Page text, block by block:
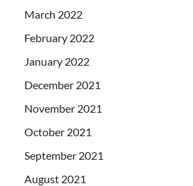
March 2022
February 2022
January 2022
December 2021
November 2021
October 2021
September 2021
August 2021